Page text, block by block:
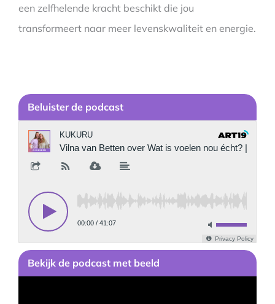
een zelfhelende kracht beschikt die jou
transformeert naar meer levenskwaliteit en energie.
Beluister de podcast
Bekijk de podcast met beeld